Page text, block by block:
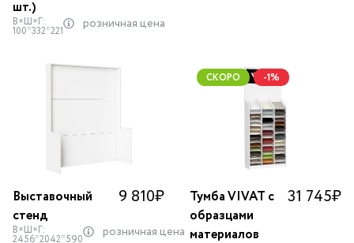
шт.)
В×Ш×Г:
100*332*221 розничная цена
Выставочный
стенд
9 810₽
В×Ш×Г:
2456*2042*590 розничная цена
Тумба VIVAT с
образцами
материалов
31 745₽
СКОРО -1%